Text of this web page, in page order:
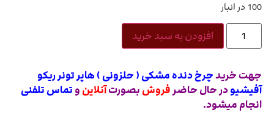
100 در انبار
افزودن به سبد خرید
جهت خریدچرخ دنده مشکی ( حلزونی ) هاپر تونر ریکو
آفیشیودر حال حاضر فروش بصورتآنلاین و تماس تلفنی
انجام میشود.